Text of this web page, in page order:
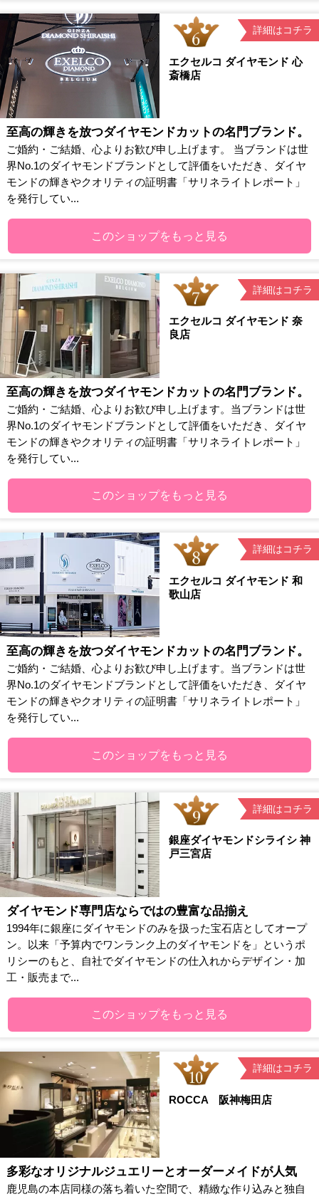
詳細はコチラ
エクセルコ ダイヤモンド 心
斎橋店
至高の輝きを放つダイヤモンドカットの名門ブランド。
ご婚約・ご結婚、心よりお歓び申し上げます。 当ブランドは世
界No.1のダイヤモンドブランドとして評価をいただき、ダイヤ
モンドの輝きやクオリティの証明書「サリネライトレポート」
を発行してい...
このショップをもっと見る
詳細はコチラ
エクセルコ ダイヤモンド 奈
良店
至高の輝きを放つダイヤモンドカットの名門ブランド。
ご婚約・ご結婚、心よりお歓び申し上げます。当ブランドは世
界No.1のダイヤモンドブランドとして評価をいただき、ダイヤ
モンドの輝きやクオリティの証明書「サリネライトレポート」
を発行してい...
このショップをもっと見る
詳細はコチラ
エクセルコ ダイヤモンド 和
歌山店
至高の輝きを放つダイヤモンドカットの名門ブランド。
ご婚約・ご結婚、心よりお歓び申し上げます。当ブランドは世
界No.1のダイヤモンドブランドとして評価をいただき、ダイヤ
モンドの輝きやクオリティの証明書「サリネライトレポート」
を発行してい...
このショップをもっと見る
詳細はコチラ
銀座ダイヤモンドシライシ 神
戸三宮店
ダイヤモンド専門店ならではの豊富な品揃え
1994年に銀座にダイヤモンドのみを扱った宝石店としてオープ
ン。以来「予算内でワンランク上のダイヤモンドを」というポ
リシーのもと、自社でダイヤモンドの仕入れからデザイン・加
工・販売まで...
このショップをもっと見る
詳細はコチラ
ROCCA 阪神梅田店
多彩なオリジナルジュエリーとオーダーメイドが人気
鹿児島の本店同様の落ち着いた空間で、精緻な作り込みと独自